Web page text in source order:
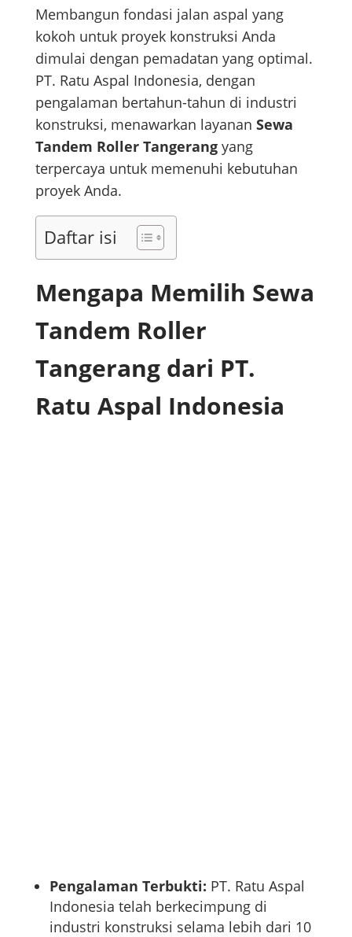
Membangun fondasi jalan aspal yang
kokoh untuk proyek konstruksi Anda
dimulai dengan pemadatan yang optimal.
PT. Ratu Aspal Indonesia, dengan
pengalaman bertahun-tahun di industri
konstruksi, menawarkan layanan Sewa
Tandem Roller Tangerangyang
terpercaya untuk memenuhi kebutuhan
proyek Anda.
Daftar isi
Mengapa Memilih Sewa
Tandem Roller
Tangerang dari PT.
Ratu Aspal Indonesia
Pengalaman Terbukti: PT. Ratu Aspal
Indonesia telah berkecimpung di
industri konstruksi selama lebih dari 10